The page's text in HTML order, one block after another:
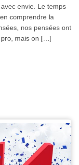
envie. Le temps
comprendre la
nos pensées ont
pro, mais on […]